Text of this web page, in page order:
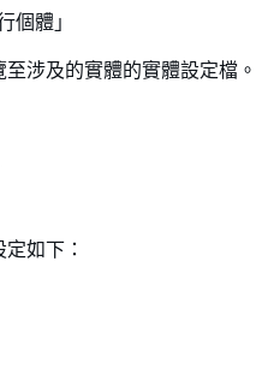
個體」
涉及的實體的實體設定檔。
如下：